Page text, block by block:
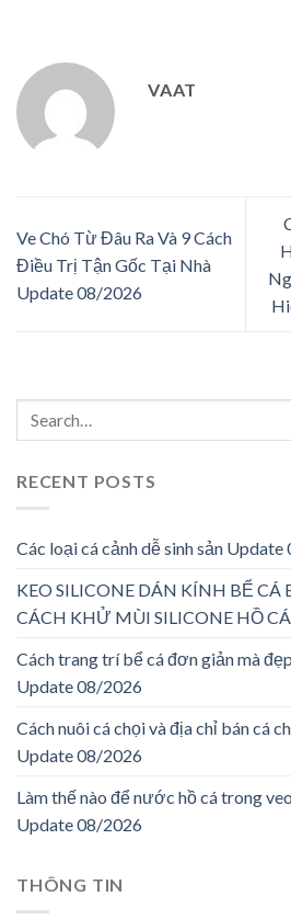
VAAT
Ve Chó Từ Đâu Ra Và 9 Cách
Điều Trị Tận Gốc Tại Nhà
Update 08/2026
RECENT POSTS
Các loại cá cảnh dễ sinh sản
KEO SILICONE DÁN KÍNH BỂ CÁ
CÁCH KHỬ MÙI SILICONE HỒ
Cách trang trí bể cá đơn giản mà
Update 08/2026
Cách nuôi cá chọi và địa chỉ bán cá
Update 08/2026
Làm thế nào để nước hồ cá trong
Update 08/2026
THÔNG TIN